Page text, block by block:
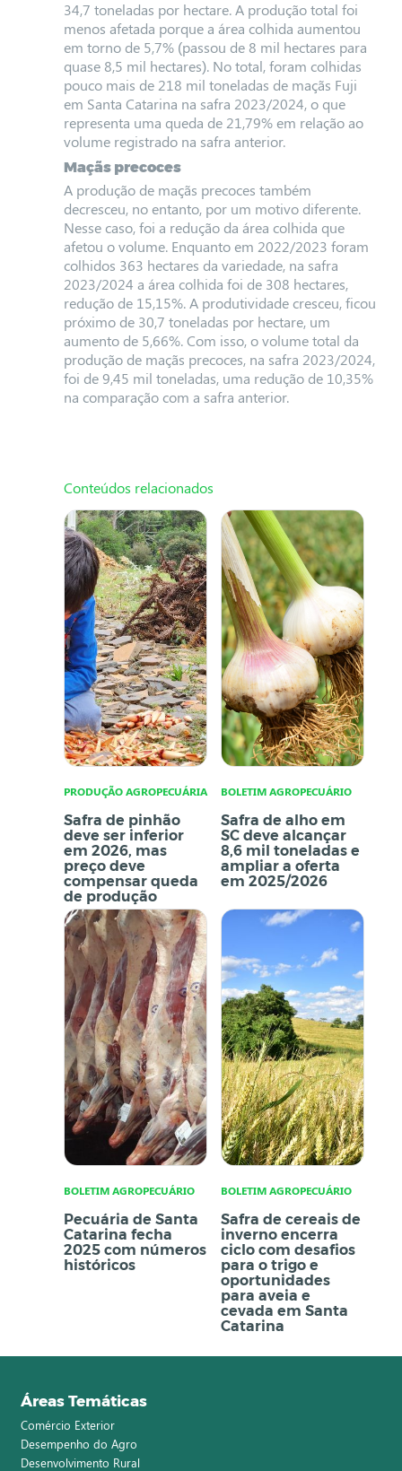
34,7 toneladas por hectare. A produção total foi
menos afetada porque a área colhida aumentou
em torno de 5,7% (passou de 8 mil hectares para
quase 8,5 mil hectares). No total, foram colhidas
pouco mais de 218 mil toneladas de maçãs Fuji
em Santa Catarina na safra 2023/2024, o que
representa uma queda de 21,79% em relação ao
volume registrado na safra anterior.
Maçãs precoces
A produção de maçãs precoces também
decresceu, no entanto, por um motivo diferente.
Nesse caso, foi a redução da área colhida que
afetou o volume. Enquanto em 2022/2023 foram
colhidos 363 hectares da variedade, na safra
2023/2024 a área colhida foi de 308 hectares,
redução de 15,15%. A produtividade cresceu, ficou
próximo de 30,7 toneladas por hectare, um
aumento de 5,66%. Com isso, o volume total da
produção de maçãs precoces, na safra 2023/2024,
foi de 9,45 mil toneladas, uma redução de 10,35%
na comparação com a safra anterior.
Conteúdos relacionados
PRODUÇÃO AGROPECUÁRIA
Safra de pinhão
deve ser inferior
em 2026, mas
preço deve
compensar queda
de produção
BOLETIM AGROPECUÁRIO
Safra de alho em
SC deve alcançar
8,6 mil toneladas e
ampliar a oferta
em 2025/2026
BOLETIM AGROPECUÁRIO
Pecuária de Santa
Catarina fecha
2025 com números
históricos
BOLETIM AGROPECUÁRIO
Safra de cereais de
inverno encerra
ciclo com desafios
para o trigo e
oportunidades
para aveia e
cevada em Santa
Catarina
Áreas Temáticas
Comércio Exterior
Desempenho do Agro
Desenvolvimento Rural